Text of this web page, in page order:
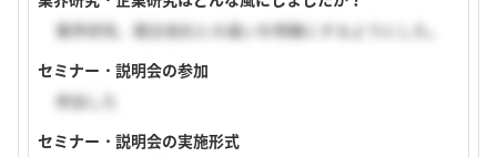
業界研究、競合他社との違いを明確にするようにした。
セミナー・説明会の参加
参加した
セミナー・説明会の実施形式